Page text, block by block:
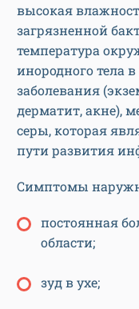
высокая
загрязненной
температура
инородного тела
заболевания
дерматит, акне),
серы, которая
пути развития
Симптомы
постоянная
области;
зуд в ухе;